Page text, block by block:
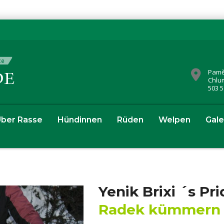
503
Rasse Hündinnen Rüden Welpen
Yenik Brixi ´s
Radek kümmern